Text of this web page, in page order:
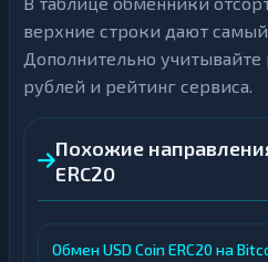
верхние строки дают
Дополнительно
рублей и рейтинг сервиса.
Похожие
ERC20
Обмен USD Coin ERC20 на